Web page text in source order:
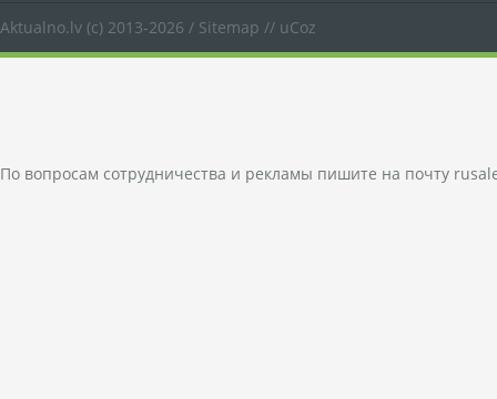
Aktualno.lv (c) 2013-2026 / Sitemap // uCoz
По вопросам сотрудничества и рекламы пишите на почту